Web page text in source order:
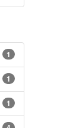
1
1
1